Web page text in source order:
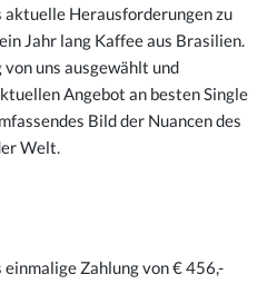
Herausforderungen zu
Jahr lang Kaffee aus Brasilien.
uns ausgewählt und
Angebot an besten Single
Bild der Nuancen des
Welt.
Zahlung von € 456,-